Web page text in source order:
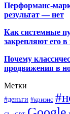
Перформанс-
результат — нет
Как системные
закрепляют его в
Почему
продвижения в
Метки
#деньги #кризис